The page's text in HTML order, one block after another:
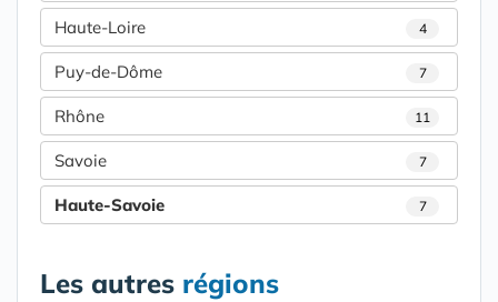
Haute-Loire 4
Puy-de-Dôme 7
Rhône 11
Savoie 7
Haute-Savoie 7
Les autres régions